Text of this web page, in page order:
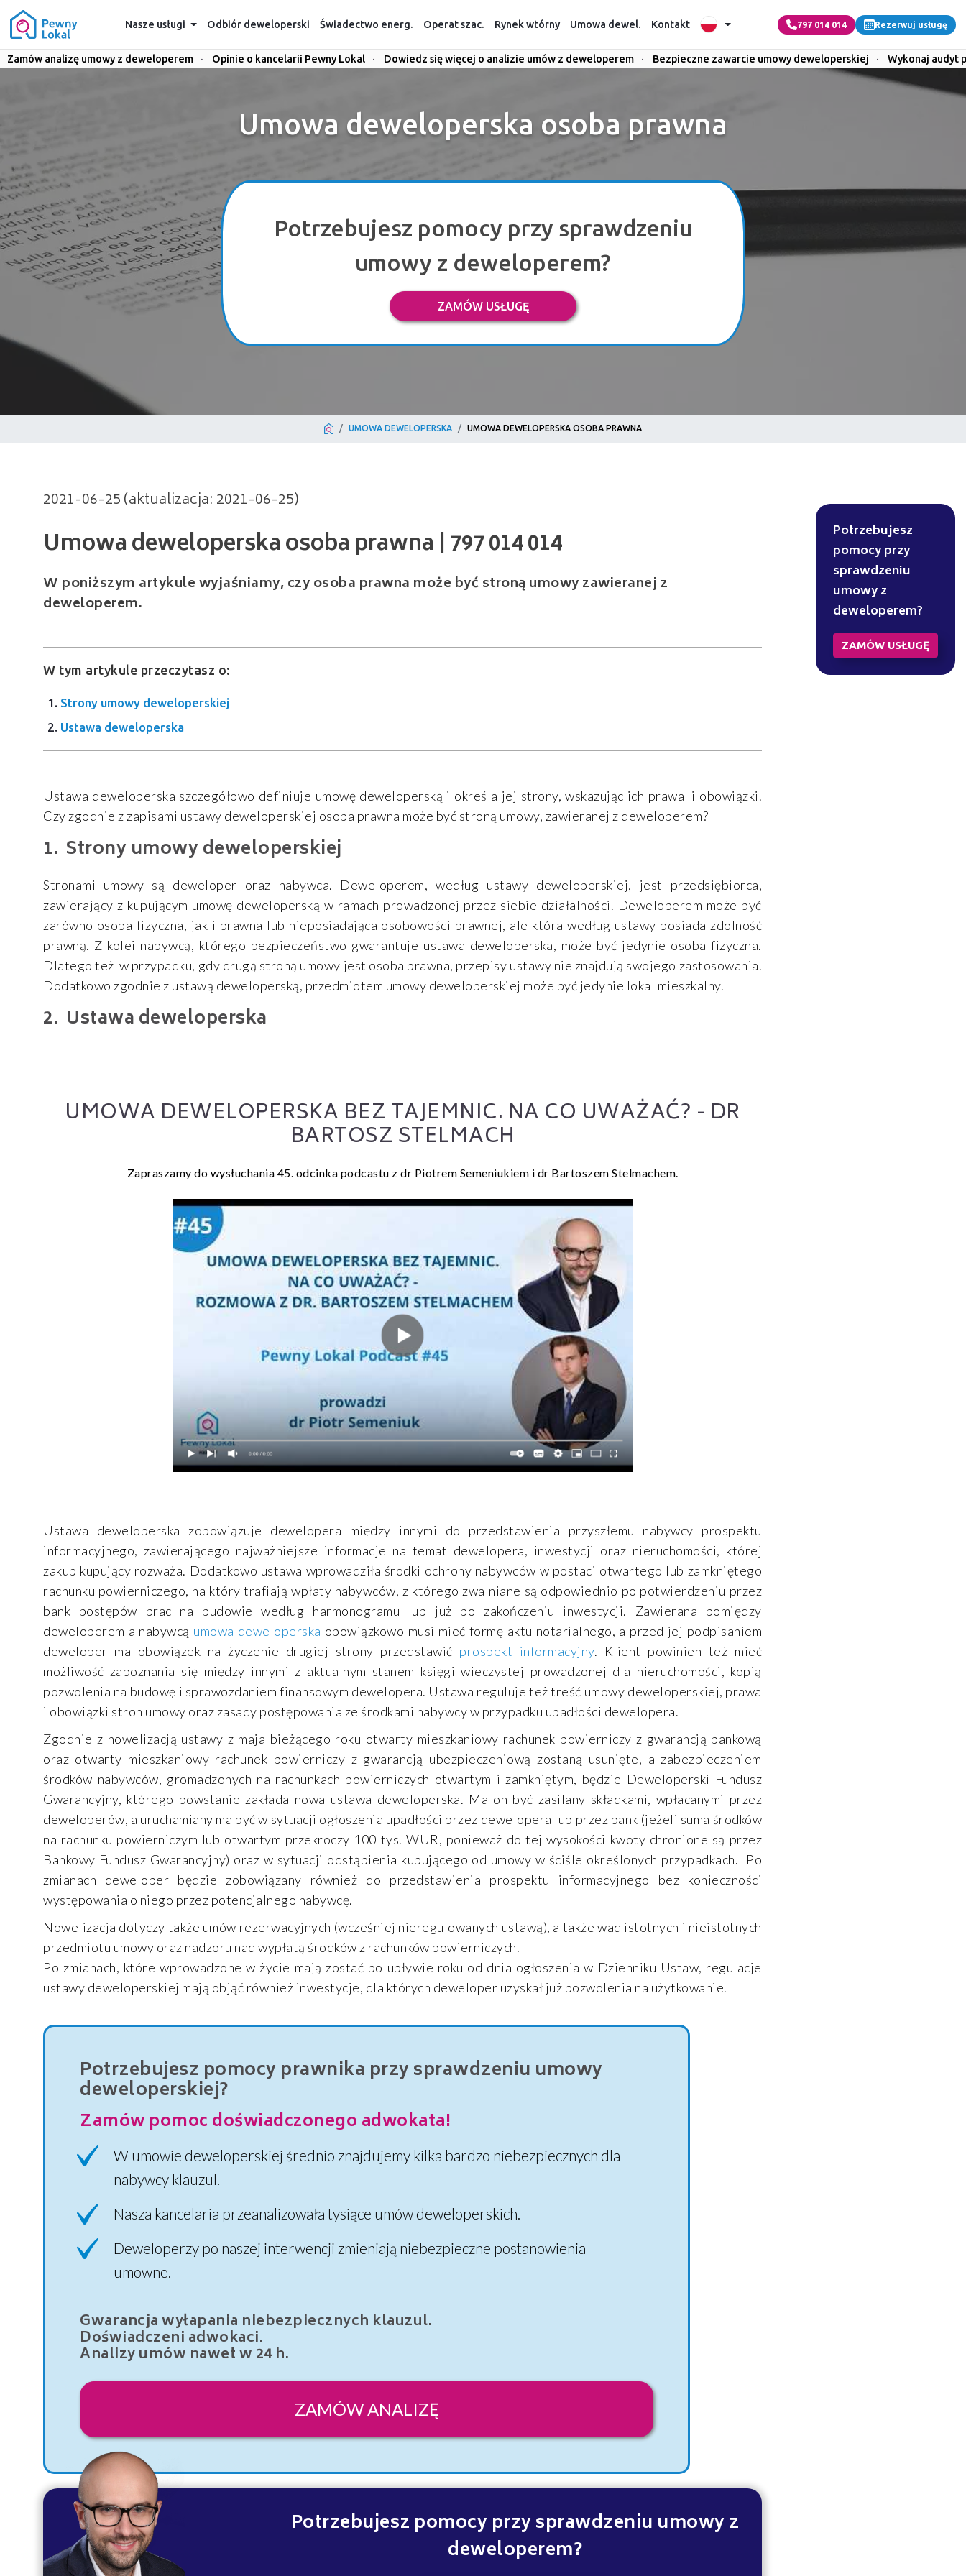
Nasze usługi Odbiór deweloperski Świadectwo energ. Operat szac. Rynek wtórny Umowa dewel. Kontakt 797 014 014 Rezerwuj usługę
Zamów analizę umowy z deweloperem · Opinie o kancelarii Pewny Lokal · Dowiedz się więcej o analizie umów z deweloperem · Bezpieczne zawarcie umowy deweloperskiej · Wykonaj audyt
Umowa deweloperska osoba prawna
Potrzebujesz pomocy przy sprawdzeniu
umowy z deweloperem?
ZAMÓW USŁUGĘ
UMOWA DEWELOPERSKA UMOWA DEWELOPERSKA OSOBA PRAWNA
2021-06-25 (aktualizacja: 2021-06-25)
Umowa deweloperska osoba prawna | 797 014 014
W poniższym artykule wyjaśniamy, czy osoba prawna może być stroną umowy zawieranej z
deweloperem.
W tym artykule przeczytasz o:
Strony umowy deweloperskiej
Ustawa deweloperska
Ustawa deweloperska szczegółowo definiuje umowę deweloperską i określa jej strony, wskazując ich prawa i obowiązki.
Czy zgodnie z zapisami ustawy deweloperskiej osoba prawna może być stroną umowy, zawieranej z deweloperem?
Strony umowy deweloperskiej
Stronami umowy są deweloper oraz nabywca. Deweloperem, według ustawy deweloperskiej, jest przedsiębiorca,
zawierający z kupującym umowę deweloperską w ramach prowadzonej przez siebie działalności. Deweloperem może być
zarówno osoba fizyczna, jak i prawna lub nieposiadająca osobowości prawnej, ale która według ustawy posiada zdolność
prawną. Z kolei nabywcą, którego bezpieczeństwo gwarantuje ustawa deweloperska, może być jedynie osoba fizyczna.
Dlatego też w przypadku, gdy drugą stroną umowy jest osoba prawna, przepisy ustawy nie znajdują swojego zastosowania.
Dodatkowo zgodnie z ustawą deweloperską, przedmiotem umowy deweloperskiej może być jedynie lokal mieszkalny.
Ustawa deweloperska
UMOWA DEWELOPERSKA BEZ TAJEMNIC. NA CO UWAŻAĆ? - DR
BARTOSZ STELMACH
Zapraszamy do wysłuchania 45. odcinka podcastu z dr Piotrem Semeniukiem i dr Bartoszem Stelmachem.
Ustawa deweloperska zobowiązuje dewelopera między innymi do przedstawienia przyszłemu nabywcy prospektu
informacyjnego, zawierającego najważniejsze informacje na temat dewelopera, inwestycji oraz nieruchomości, której
zakup kupujący rozważa. Dodatkowo ustawa wprowadziła środki ochrony nabywców w postaci otwartego lub zamkniętego
rachunku powierniczego, na który trafiają wpłaty nabywców, z którego zwalniane są odpowiednio po potwierdzeniu przez
bank postępów prac na budowie według harmonogramu lub już po zakończeniu inwestycji. Zawierana pomiędzy
deweloperem a nabywcą umowa deweloperska obowiązkowo musi mieć formę aktu notarialnego, a przed jej podpisaniem
deweloper ma obowiązek na życzenie drugiej strony przedstawić prospekt informacyjny. Klient powinien też mieć
możliwość zapoznania się między innymi z aktualnym stanem księgi wieczystej prowadzonej dla nieruchomości, kopią
pozwolenia na budowę i sprawozdaniem finansowym dewelopera. Ustawa reguluje też treść umowy deweloperskiej, prawa
i obowiązki stron umowy oraz zasady postępowania ze środkami nabywcy w przypadku upadłości dewelopera.
Zgodnie z nowelizacją ustawy z maja bieżącego roku otwarty mieszkaniowy rachunek powierniczy z gwarancją bankową
oraz otwarty mieszkaniowy rachunek powierniczy z gwarancją ubezpieczeniową zostaną usunięte, a zabezpieczeniem
środków nabywców, gromadzonych na rachunkach powierniczych otwartym i zamkniętym, będzie Deweloperski Fundusz
Gwarancyjny, którego powstanie zakłada nowa ustawa deweloperska. Ma on być zasilany składkami, wpłacanymi przez
deweloperów, a uruchamiany ma być w sytuacji ogłoszenia upadłości przez dewelopera lub przez bank (jeżeli suma środków
na rachunku powierniczym lub otwartym przekroczy 100 tys. WUR, ponieważ do tej wysokości kwoty chronione są przez
Bankowy Fundusz Gwarancyjny) oraz w sytuacji odstąpienia kupującego od umowy w ściśle określonych przypadkach. Po
zmianach deweloper będzie zobowiązany również do przedstawienia prospektu informacyjnego bez konieczności
występowania o niego przez potencjalnego nabywcę.
Nowelizacja dotyczy także umów rezerwacyjnych (wcześniej nieregulowanych ustawą), a także wad istotnych i nieistotnych
przedmiotu umowy oraz nadzoru nad wypłatą środków z rachunków powierniczych.
Po zmianach, które wprowadzone w życie mają zostać po upływie roku od dnia ogłoszenia w Dzienniku Ustaw, regulacje
ustawy deweloperskiej mają objąć również inwestycje, dla których deweloper uzyskał już pozwolenia na użytkowanie.
Potrzebujesz pomocy prawnika przy sprawdzeniu umowy
deweloperskiej?
Zamów pomoc doświadczonego adwokata!
W umowie deweloperskiej średnio znajdujemy kilka bardzo niebezpiecznych dla
nabywcy klauzul.
Nasza kancelaria przeanalizowała tysiące umów deweloperskich.
Deweloperzy po naszej interwencji zmieniają niebezpieczne postanowienia
umowne.
Gwarancja wyłapania niebezpiecznych klauzul.
Doświadczeni adwokaci.
Analizy umów nawet w 24 h.
ZAMÓW ANALIZĘ
Potrzebujesz pomocy przy sprawdzeniu umowy z
deweloperem?
Potrzebujesz
pomocy przy
sprawdzeniu
umowy z
deweloperem?
ZAMÓW USŁUGĘ